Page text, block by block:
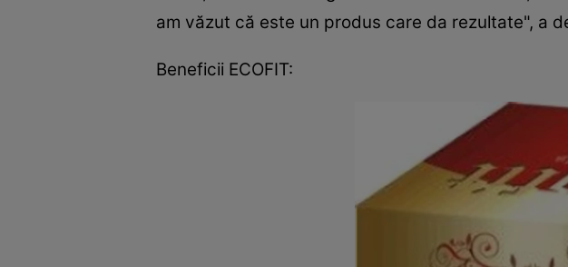
am văzut că este un produs care da rezultate", a
Beneficii ECOFIT: